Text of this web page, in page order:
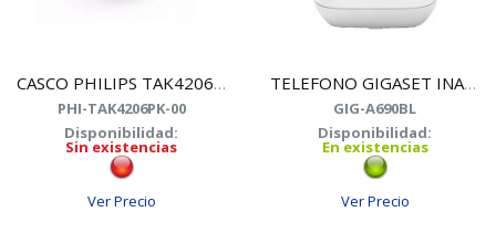
CASCO PHILIPS TAK4206PK/00 INALAMBRICO ROSA NI??OS
PHI-TAK4206PK-00
Disponibilidad:
Sin existencias
Ver Precio
TELEFONO GIGASET INALAMB. A690 IBERIA BLANCO
GIG-A690BL
Disponibilidad:
En existencias
Ver Precio